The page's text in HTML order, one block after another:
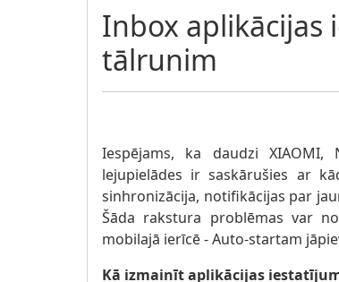
Inbox aplikācijas
tālrunim
Iespējams, ka daudzi
lejupielādes ir saskārušies ar
sinhronizācija, notifikācijas par
Šāda rakstura problēmas var
mobilajā ierīcē - Auto-startam
Kā izmainīt aplikācijas